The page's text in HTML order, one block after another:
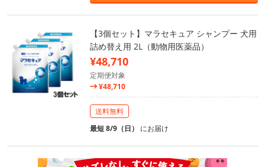
【3個セット】マラセキュア シャンプー 犬用
詰め替え用 2L（動物用医薬品）
¥48,710
定期便対象
¥48,710
送料無料
最短 8/9（日） にお届け